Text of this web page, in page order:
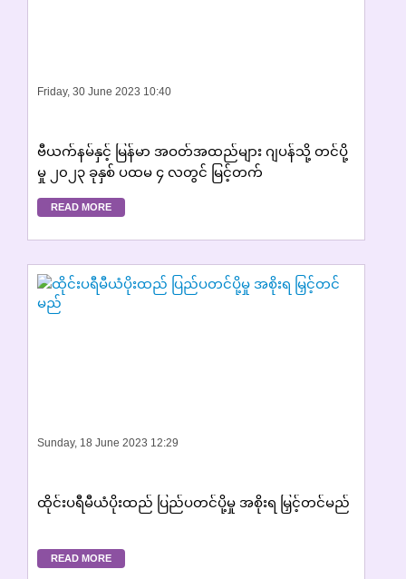
Friday, 30 June 2023 10:40
ဗီယက်နမ်နှင့် မြန်မာ အဝတ်အထည်များ ဂျပန်သို့ တင်ပို့
မှု ၂၀၂၃ ခုနှစ် ပထမ ၄ လတွင် မြင့်တက်
READ MORE
Sunday, 18 June 2023 12:29
ထိုင်းပရီမီယံပိုးထည် ပြည်ပတင်ပို့မှု အစိုးရ မြှင့်တင်မည်
READ MORE